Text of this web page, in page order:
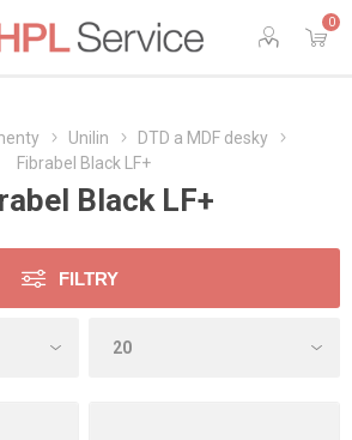
0
Unilin
DTD a MDF desky
Fibrabel Black LF+
Black LF+
FILTRY